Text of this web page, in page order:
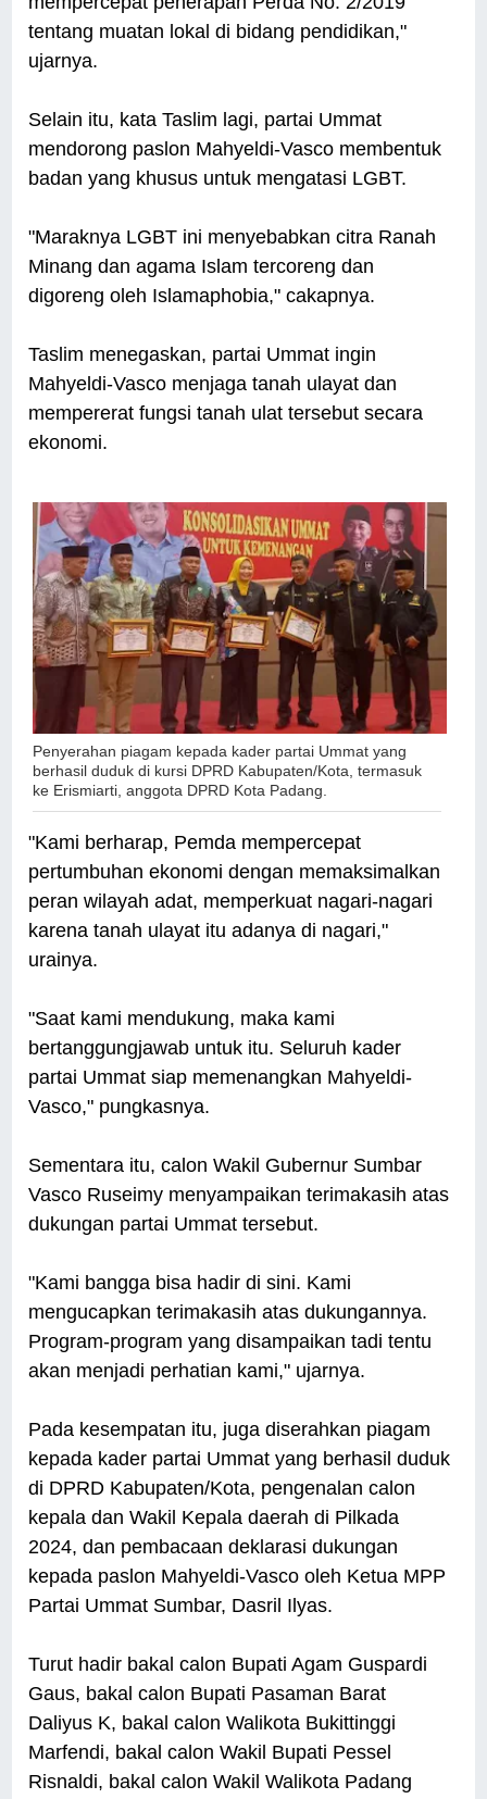
tentang muatan lokal di bidang pendidikan,"
ujarnya.
Selain itu, kata Taslim lagi, partai Ummat
mendorong paslon Mahyeldi-Vasco membentuk
badan yang khusus untuk mengatasi LGBT.
"Maraknya LGBT ini menyebabkan citra Ranah
Minang dan agama Islam tercoreng dan
digoreng oleh Islamaphobia," cakapnya.
Taslim menegaskan, partai Ummat ingin
Mahyeldi-Vasco menjaga tanah ulayat dan
mempererat fungsi tanah ulat tersebut secara
ekonomi.
Penyerahan piagam kepada kader partai Ummat yang
berhasil duduk di kursi DPRD Kabupaten/Kota, termasuk
ke Erismiarti, anggota DPRD Kota Padang.
"Kami berharap, Pemda mempercepat
pertumbuhan ekonomi dengan memaksimalkan
peran wilayah adat, memperkuat nagari-nagari
karena tanah ulayat itu adanya di nagari,"
urainya.
"Saat kami mendukung, maka kami
bertanggungjawab untuk itu. Seluruh kader
partai Ummat siap memenangkan Mahyeldi-
Vasco," pungkasnya.
Sementara itu, calon Wakil Gubernur Sumbar
Vasco Ruseimy menyampaikan terimakasih atas
dukungan partai Ummat tersebut.
"Kami bangga bisa hadir di sini. Kami
mengucapkan terimakasih atas dukungannya.
Program-program yang disampaikan tadi tentu
akan menjadi perhatian kami," ujarnya.
Pada kesempatan itu, juga diserahkan piagam
kepada kader partai Ummat yang berhasil duduk
di DPRD Kabupaten/Kota, pengenalan calon
kepala dan Wakil Kepala daerah di Pilkada
2024, dan pembacaan deklarasi dukungan
kepada paslon Mahyeldi-Vasco oleh Ketua MPP
Partai Ummat Sumbar, Dasril Ilyas.
Turut hadir bakal calon Bupati Agam Guspardi
Gaus, bakal calon Bupati Pasaman Barat
Daliyus K, bakal calon Walikota Bukittinggi
Marfendi, bakal calon Wakil Bupati Pessel
Risnaldi, bakal calon Wakil Walikota Padang